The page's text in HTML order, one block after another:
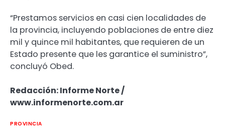
“Prestamos servicios en casi cien localidades de
la provincia, incluyendo poblaciones de entre diez
mil y quince mil habitantes, que requieren de un
Estado presente que les garantice el suministro”,
concluyó Obed.
Redacción: Informe Norte /
www.informenorte.com.ar
PROVINCIA